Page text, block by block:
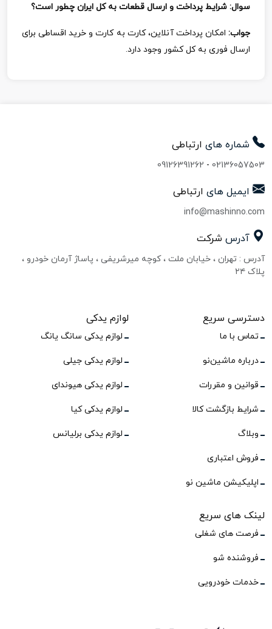
سوال: شرایط پرداخت و ارسال قطعات به کل ایران چطور است؟
جواب: امکان پرداخت آنلاین، کارت به کارت و خرید اقساطی برای
ارسال فوری به کل کشور وجود دارد.
شماره های ارتباطی
02136057503
-
09126391262
ایمیل های ارتباطی
info@mashinno.com
آدرس شرکت
آدرس : تهران ، خیابان ملت ، کوچه میرشریفی ، پاساژ آرمان خودرو ،
پلاک ۲۴
دسترسی سریع
تماس با ما
درباره ماشین‌نو
قوانین و مقررات
شرایط بازگشت کالا
وبلاگ
فروش اعتباری
اپلیکیشن ماشین نو
لوازم یدکی
لوازم یدکی سانگ یانگ
لوازم یدکی جیلی
لوازم یدکی هیوندای
لوازم یدکی کیا
لوازم یدکی برلیانس
لینک های سریع
فرصت های شغلی
فروشنده شو
خدمات خودرویی